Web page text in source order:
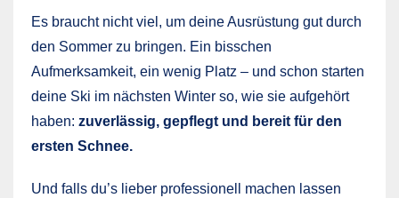
Es braucht nicht viel, um deine Ausrüstung gut durch
den Sommer zu bringen. Ein bisschen
Aufmerksamkeit, ein wenig Platz – und schon starten
deine Ski im nächsten Winter so, wie sie aufgehört
haben: zuverlässig, gepflegt und bereit für den
ersten Schnee.
Und falls du’s lieber professionell machen lassen